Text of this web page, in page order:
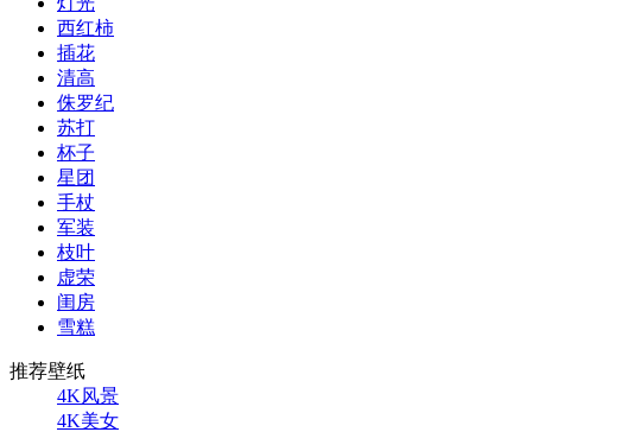
西红柿
插花
清高
侏罗纪
苏打
杯子
星团
手杖
军装
枝叶
虚荣
闺房
雪糕
推荐壁纸
4K风景
4K美女